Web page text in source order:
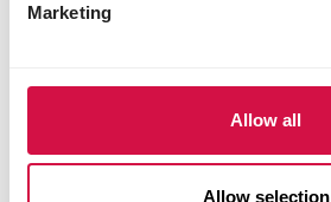
Marketing
Allow all
Allow selection